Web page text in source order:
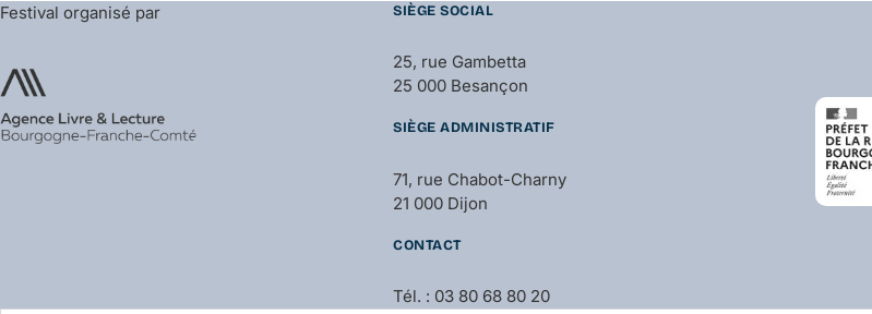
Festival organisé par SIÈGE SOCIAL
25, rue Gambetta
25 000 Besançon
SIÈGE ADMINISTRATIF
71, rue Chabot-Charny
21 000 Dijon
CONTACT
Tél. : 03 80 68 80 20